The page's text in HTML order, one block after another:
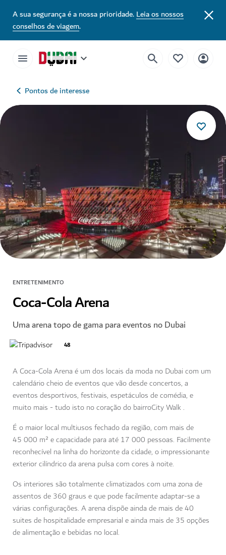
A sua segurança é a nossa prioridade.Leia os nossos
conselhos de viagem.
Pontos de interesse
ENTRETENIMENTO
Coca-Cola Arena
Uma arena topo de gama para eventos no Dubai
48
A Coca-Cola Arena é um dos locais da moda no Dubai com um
calendário cheio de eventos que vão desde concertos, a
eventos desportivos, festivais, espetáculos de comédia, e
muito mais - tudo isto no coração do bairroCity Walk .
É o maior local multiusos fechado da região, com mais de
45 000 m² e capacidade para até 17 000 pessoas. Facilmente
reconhecível na linha do horizonte da cidade, o impressionante
exterior cilíndrico da arena pulsa com cores à noite.
Os interiores são totalmente climatizados com uma zona de
assentos de 360 graus e que pode facilmente adaptar-se a
várias configurações. A arena dispõe ainda de mais de 40
suites de hospitalidade empresarial e ainda mais de 35 opções
de alimentação e bebidas no local.